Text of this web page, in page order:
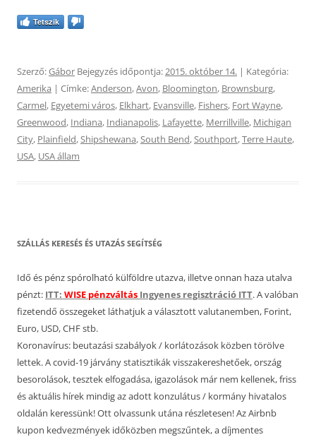
Tetszik
Szerző:Gábor Bejegyzés időpontja:2015. október 14. | Kategória:
Amerika | Címke:Anderson,Avon, Bloomington, Brownsburg,
Carmel, Egyetemi város, Elkhart, Evansville, Fishers, Fort Wayne,
Greenwood, Indiana, Indianapolis, Lafayette, Merrillville, Michigan
City, Plainfield,Shipshewana,South Bend,Southport,Terre Haute,
USA, USA állam
SZÁLLÁS KERESÉS ÉS UTAZÁS SEGÍTSÉG
Idő és pénz spórolható külföldre utazva, illetve onnan haza utalva
pénzt: ITT: WISE pénzváltás Ingyenes regisztráció ITT. A valóban
fizetendő összegeket láthatjuk a választott valutanemben, Forint,
Euro, USD, CHF stb.
Koronavírus: beutazási szabályok / korlátozások közben törölve
lettek. A covid-19 járvány statisztikák visszakereshetőek, ország
besorolások, tesztek elfogadása, igazolások már nem kellenek, friss
és aktuális hírek mindig az adott konzulátus / kormány hivatalos
oldalán keressünk! Ott olvassunk utána részletesen! Az Airbnb
kupon kedvezmények időközben megszűntek, a díjmentes